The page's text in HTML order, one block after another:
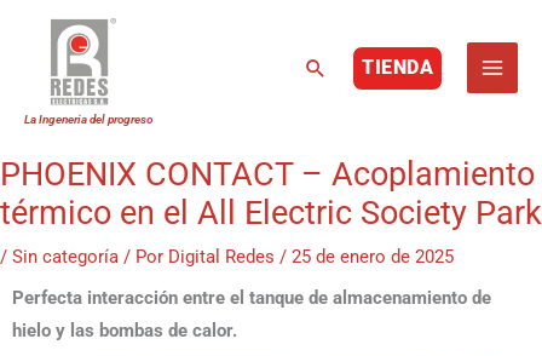
contenido
BuscarTIENDA
PHOENIX CONTACT – Acoplamiento
térmico en el All Electric Society Park
/ Sin categoría / Por Digital Redes / 25 de enero de 2025
Perfecta interacción entre el tanque de almacenamiento de
hielo y las bombas de calor.